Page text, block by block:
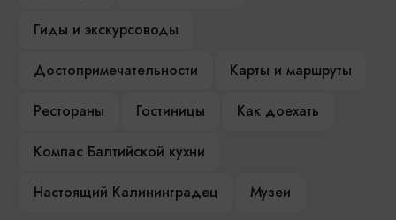
Гиды и экскурсоводы
Достопримечательности
Карты и маршруты
Рестораны
Гостиницы
Как доехать
Компас Балтийской кухни
Настоящий Калининградец
Музеи